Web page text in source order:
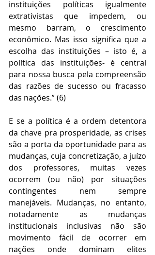
instituições políticas igualmente
extrativistas que impedem, ou
mesmo barram, o crescimento
econômico. Mas isso significa que a
escolha das instituições – isto é, a
política das instituições- é central
para nossa busca pela compreensão
das razões de sucesso ou fracasso
das nações.” (6)
E se a política é a ordem detentora
da chave pra prosperidade, as crises
são a porta da oportunidade para as
mudanças, cuja concretização, a juízo
dos professores, muitas vezes
ocorrem (ou não) por situações
contingentes nem sempre
manejáveis. Mudanças, no entanto,
notadamente as mudanças
institucionais inclusivas não são
movimento fácil de ocorrer em
nações onde dominam elites